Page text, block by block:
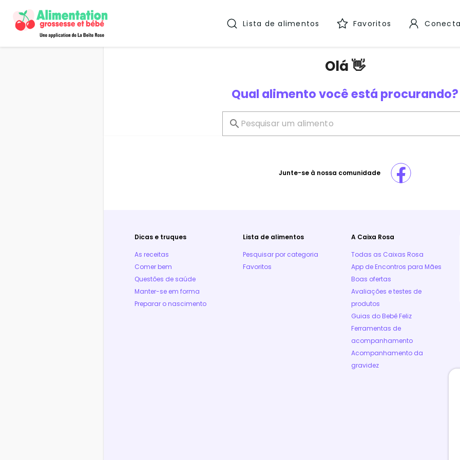
Lista de alimentos Favoritos
Olá 👋
Qual alimento você está procurando?
Junte-se à nossa comunidade
Dicas e truques
As receitas
Comer bem
Questões de saúde
Manter-se em forma
Preparar o nascimento
Lista de alimentos
Pesquisar por categoria
Favoritos
A Caixa Rosa
Todas as Caixas Rosa
App de Encontros para Mães
Boas ofertas
Avaliações e testes de
produtos
Guias do Bebê Feliz
Ferramentas de
acompanhamento
Acompanhamento da
gravidez